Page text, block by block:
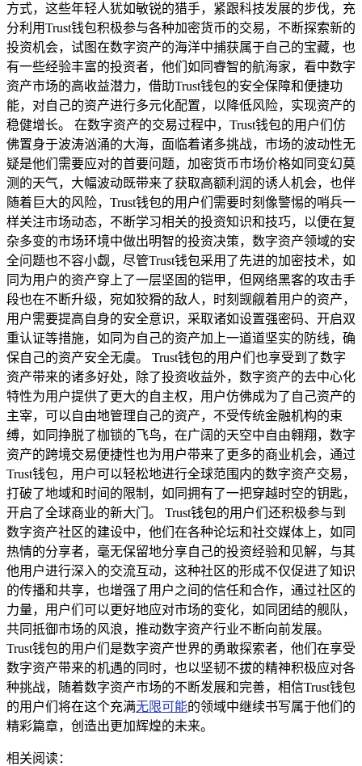
方式，这些年轻人犹如敏锐的猎手，紧跟科技发展的步伐，充
分利用Trust钱包积极参与各种加密货币的交易，不断探索新的
投资机会，试图在数字资产的海洋中捕获属于自己的宝藏，也
有一些经验丰富的投资者，他们如同睿智的航海家，看中数字
资产市场的高收益潜力，借助Trust钱包的安全保障和便捷功
能，对自己的资产进行多元化配置，以降低风险，实现资产的
稳健增长。 在数字资产的交易过程中，Trust钱包的用户们仿
佛置身于波涛汹涌的大海，面临着诸多挑战，市场的波动性无
疑是他们需要应对的首要问题，加密货币市场价格如同变幻莫
测的天气，大幅波动既带来了获取高额利润的诱人机会，也伴
随着巨大的风险，Trust钱包的用户们需要时刻像警惕的哨兵一
样关注市场动态，不断学习相关的投资知识和技巧，以便在复
杂多变的市场环境中做出明智的投资决策，数字资产领域的安
全问题也不容小觑，尽管Trust钱包采用了先进的加密技术，如
同为用户的资产穿上了一层坚固的铠甲，但网络黑客的攻击手
段也在不断升级，宛如狡猾的敌人，时刻觊觎着用户的资产，
用户需要提高自身的安全意识，采取诸如设置强密码、开启双
重认证等措施，如同为自己的资产加上一道道坚实的防线，确
保自己的资产安全无虞。 Trust钱包的用户们也享受到了数字
资产带来的诸多好处，除了投资收益外，数字资产的去中心化
特性为用户提供了更大的自主权，用户仿佛成为了自己资产的
主宰，可以自由地管理自己的资产，不受传统金融机构的束
缚，如同挣脱了枷锁的飞鸟，在广阔的天空中自由翱翔，数字
资产的跨境交易便捷性也为用户带来了更多的商业机会，通过
Trust钱包，用户可以轻松地进行全球范围内的数字资产交易，
打破了地域和时间的限制，如同拥有了一把穿越时空的钥匙，
开启了全球商业的新大门。 Trust钱包的用户们还积极参与到
数字资产社区的建设中，他们在各种论坛和社交媒体上，如同
热情的分享者，毫无保留地分享自己的投资经验和见解，与其
他用户进行深入的交流互动，这种社区的形成不仅促进了知识
的传播和共享，也增强了用户之间的信任和合作，通过社区的
力量，用户们可以更好地应对市场的变化，如同团结的舰队，
共同抵御市场的风浪，推动数字资产行业不断向前发展。
Trust钱包的用户们是数字资产世界的勇敢探索者，他们在享受
数字资产带来的机遇的同时，也以坚韧不拔的精神积极应对各
种挑战，随着数字资产市场的不断发展和完善，相信Trust钱包
的用户们将在这个充满无限可能的领域中继续书写属于他们的
精彩篇章，创造出更加辉煌的未来。
相关阅读：